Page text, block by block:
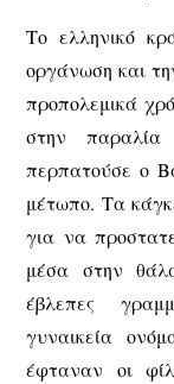
Το ελληνικό
οργάνωση και
προπολεμικά
στην
περπατούσε ο
μέτωπο. Τα
για να
μέσα στην
έβλεπες
γυναικεία
έφταναν οι